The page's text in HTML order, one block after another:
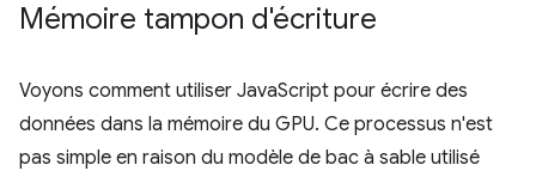
Mémoire tampon d'écriture
Voyons comment utiliser JavaScript pour écrire des
données dans la mémoire du GPU. Ce processus n'est
pas simple en raison du modèle de bac à sable utilisé